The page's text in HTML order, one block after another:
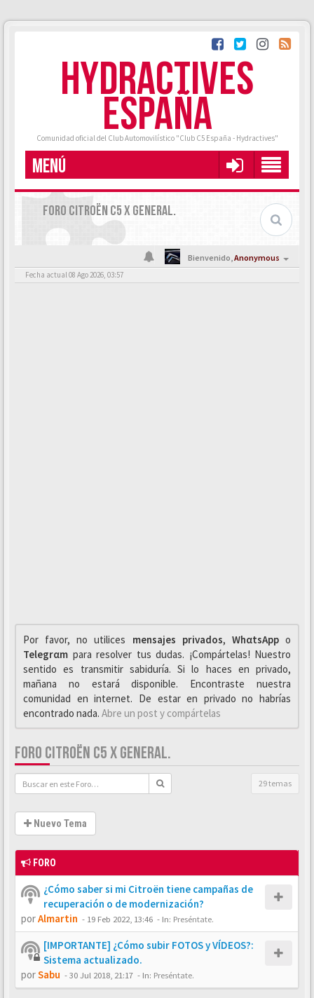
HYDRACTIVES
ESPAÑA
Comunidad oficial del Club Automovilístico "Club C5 España - Hydractives"
MENÚ
FORO CITROËN C5 X GENERAL.
Bienvenido,Anonymous
Fecha actual 08 Ago 2026, 03:57
Por favor, no utilices mensajes privados, WhαtsAppo
Telegrαm para resolver tus dudas. ¡Compártelas! Nuestro
sentido es transmitir sabiduría. Si lo haces en privado,
mañana no estará disponible. Encontraste nuestra
comunidad en internet. De estar en privado no habrías
encontrado nada. Abre un post y compártelas
FORO CITROËN C5 X GENERAL.
29 temas
Nuevo Tema
FORO
¿Cómo saber si mi Citroën tiene campañas de
recuperación o de modernización?
porAlmartin - 19 Feb 2022, 13:46 - In: Preséntate.
[IMPORTANTE] ¿Cómo subir FOTOS y VÍDEOS?:
Sistema actualizado.
porSabu -30 Jul 2018, 21:17 - In: Preséntate.